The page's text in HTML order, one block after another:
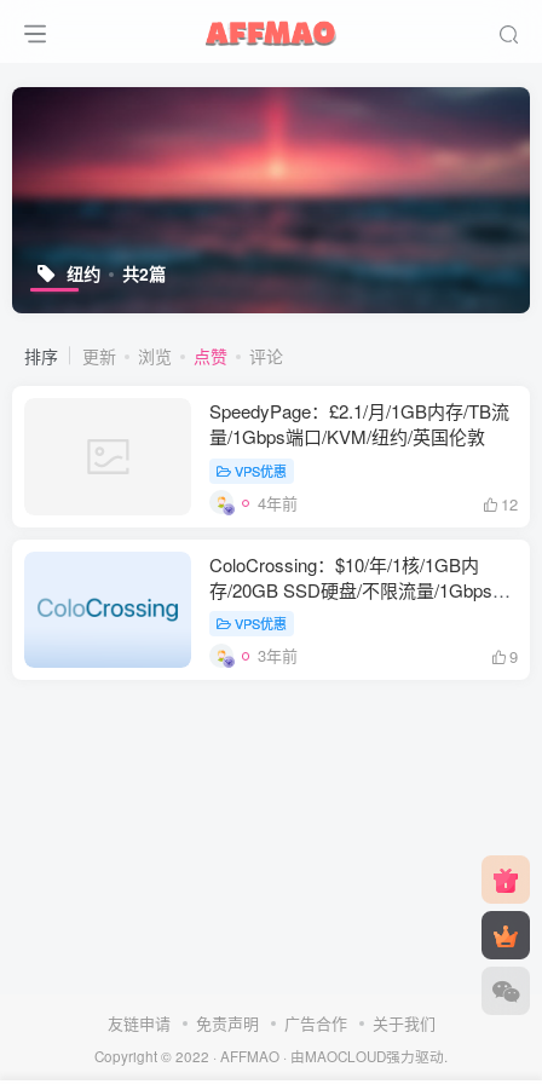
纽约 共2篇
排序 更新 浏览 点赞 评论
SpeedyPage：£2.1/月/1GB内存/TB流
量/1Gbps端口/KVM/纽约/英国伦敦
VPS优惠
4年前 12
ColoCrossing：$10/年/1核/1GB内
存/20GB SSD硬盘/不限流量/1Gbps端
口/KVM/纽约
VPS优惠
3年前 9
友链申请 免责声明 广告合作 关于我们
Copyright © 2022 · AFFMAO · 由MAOCLOUD强力驱动.